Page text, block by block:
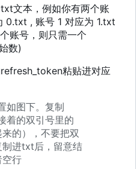
文本，例如你有两个账
0.txt , 账号 1 对应为 1.txt
账号，则只需一个
数)
粘贴进对应
如图下。复制
着的双引号里的
的），不要把双
制进txt后，留意结
空行